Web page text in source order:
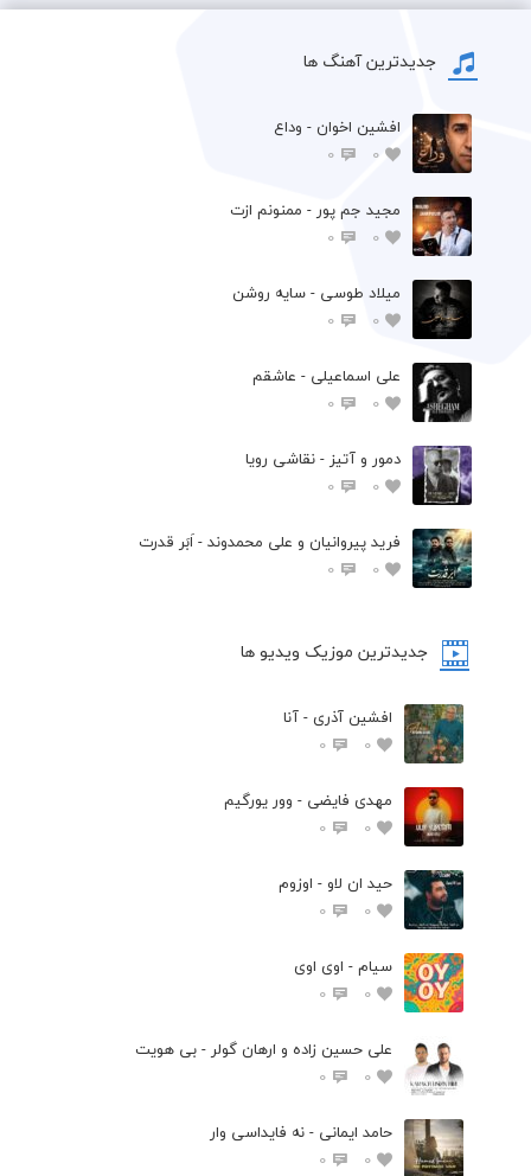
جدیدترین آهنگ ها
افشين اخوان - وداع
0
0
مجید جم پور - ممنونم ازت
0
0
میلاد طوسی - سایه روشن
0
0
علی اسماعیلی - عاشقم
0
0
دمور و آتیز - نقاشی رویا
0
0
فرید پیروانیان و علی محمدوند - اَبَر قدرت
0
0
جدیدترین موزیک ویدیو ها
افشین آذری - آنا
0
0
مهدی فایضی - وور یورگیم
0
0
حید ان لاو - اوزوم
0
0
سیام - اوی اوی
0
0
علی حسین زاده و ارهان گولر - بی هویت
0
0
حامد ایمانی - نه فایداسی وار
0
0